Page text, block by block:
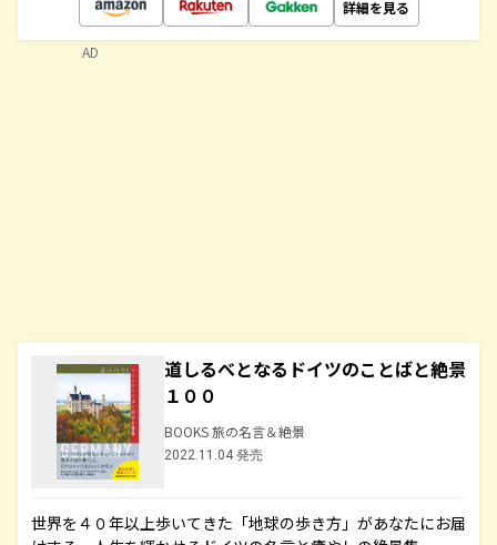
詳細を見る
道しるべとなるドイツのことばと絶景
１００
BOOKS 旅の名言＆絶景
2022.11.04 発売
世界を４０年以上歩いてきた「地球の歩き方」があなたにお届
AD